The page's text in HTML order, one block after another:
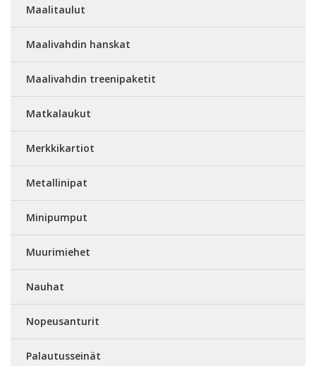
Maalitaulut
Maalivahdin hanskat
Maalivahdin treenipaketit
Matkalaukut
Merkkikartiot
Metallinipat
Minipumput
Muurimiehet
Nauhat
Nopeusanturit
Palautusseinät